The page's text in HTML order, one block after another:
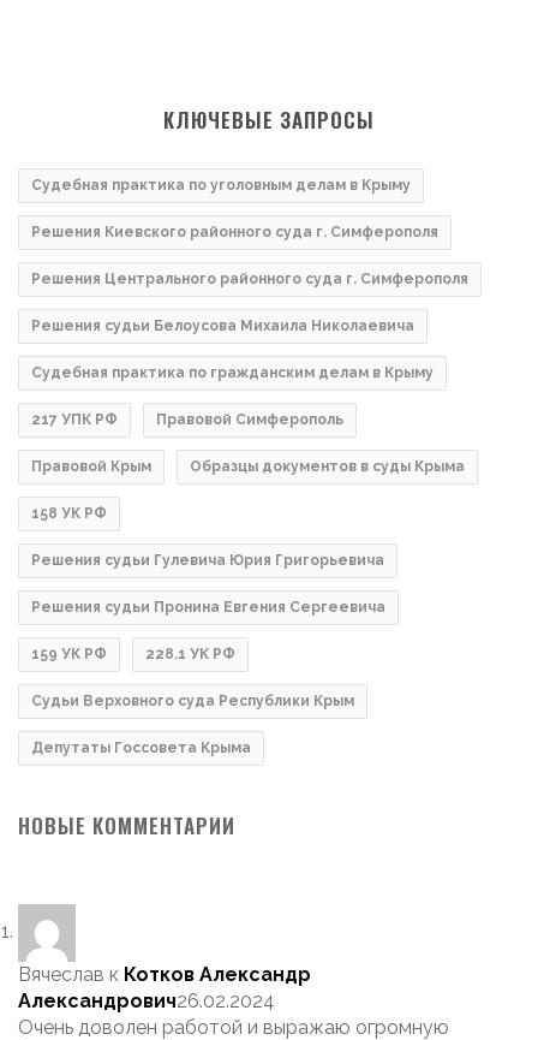
КЛЮЧЕВЫЕ ЗАПРОСЫ
Судебная практика по уголовным делам в Крыму
Решения Киевского районного суда г. Симферополя
Решения Центрального районного суда г. Симферополя
Решения судьи Белоусова Михаила Николаевича
Судебная практика по гражданским делам в Крыму
217 УПК РФ Правовой Симферополь
Правовой Крым Образцы документов в суды Крыма
158 УК РФ
Решения судьи Гулевича Юрия Григорьевича
Решения судьи Пронина Евгения Сергеевича
159 УК РФ 228.1 УК РФ
Судьи Верховного суда Республики Крым
Депутаты Госсовета Крыма
НОВЫЕ КОММЕНТАРИИ
Вячеслав к Котков Александр
Александрович26.02.2024
Очень доволен работой и выражаю огромную